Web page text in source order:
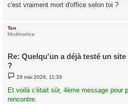
c'est vraiment mort d'office selon toi ?
Ten
Modératrice
Re: Quelqu'un a déjà testé un
?
M
e
s
a
28 mai 2026, 11:33
Et voilà c'était sûr, 4ème message pour
rencontre.